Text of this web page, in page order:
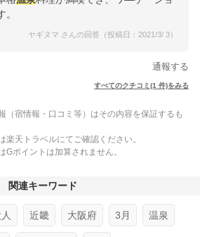
ヤギヌマ さんの回答（投稿日：2021/3/ 3）
通報する
すべてのクチコミ(1 件)をみる
（宿情報・口コミ等）はその内容を保証するも
楽天トラベルにてご確認ください。
ポイントは加算されません。
関連キーワード
近畿 大阪府 3月 温泉